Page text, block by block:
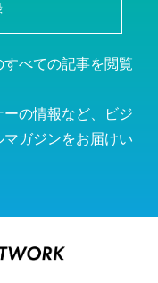
べての記事を閲覧
の情報など、ビジ
ガジンをお届けい